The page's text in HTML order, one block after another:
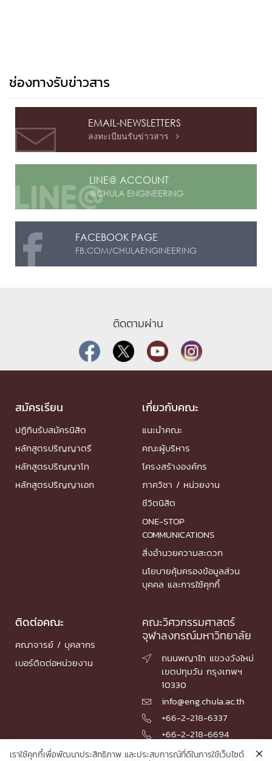
ช่องทางรับข่าวสาร
EMAIL-NEWSLETTERS
ลงทะเบียนรับข่าวสาร 
LINE@ ACCOUNT
@CHULA ENGINEERING
FACEBOOK PAGE
FB.COM/CHULAENGINEERING
ติดตามผ่าน
สมัครเรียน
ปฏิทินรับสมัครนิสิต
หลักสูตรปริญญาตรี
หลักสูตรปริญญาโท
หลักสูตรปริญญาเอก
เกี่ยวกับคณะ
แนะนำคณะ
คณะผู้บริหาร
โครงสร้างองค์กร
ภาควิชา / หน่วยงาน
ชีวิตนิสิต
ONE-STOP
COMMUNICATIONS
สิ่งอำนวยความสะดวก
นโยบายคุ้มครองข้อมูลส่วน
บุคคล และการใช้คุกกี้
ติดต่อคณะ
คณาจารย์ / บุคลากร
เบอร์ติดต่อหน่วยงาน
คณะวิศวกรรมศาสตร์
จุฬาลงกรณ์มหาวิทยาลัย

ถนนพญาไท แขวงวังใหม่
เขตปทุมวัน กรุงเทพฯ
10330
 info@eng.chula.ac.th
 +66-2-218-6337
 +66-2-218-6694
เราใช้คุกกี้เพื่อพัฒนาประสิทธิภาพ และประสบการณ์ที่ดีในการใช้เว็บไซต์